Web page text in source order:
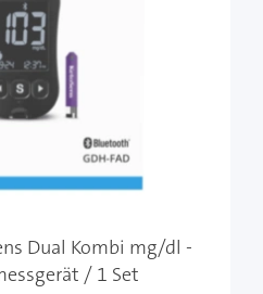
Dual Kombi mg/dl -
/ 1 Set